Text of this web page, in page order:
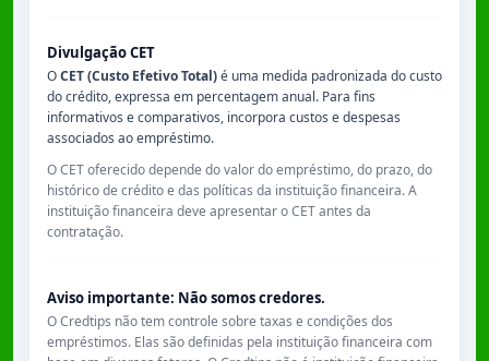
Divulgação CET
OCET (Custo Efetivo Total)é uma medida padronizada do custo
do crédito, expressa em percentagem anual. Para fins
informativos e comparativos, incorpora custos e despesas
associados ao empréstimo.
O CET oferecido depende do valor do empréstimo, do prazo, do
histórico de crédito e das políticas da instituição financeira. A
instituição financeira deve apresentar o CET antes da
contratação.
Aviso importante: Não somos credores.
O Credtips não tem controle sobre taxas e condições dos
empréstimos. Elas são definidas pela instituição financeira com